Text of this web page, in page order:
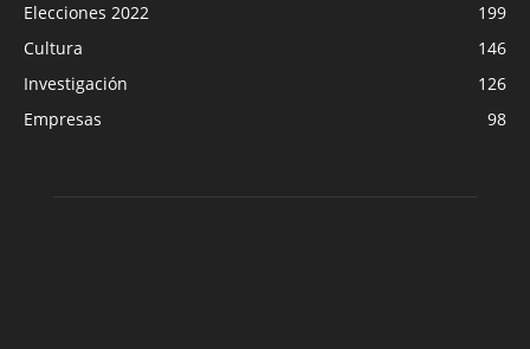
Elecciones 2022
199
Cultura
146
Investigación
126
Empresas
98